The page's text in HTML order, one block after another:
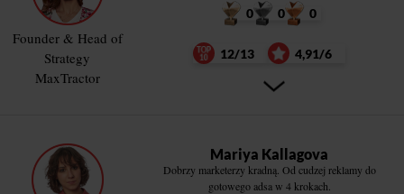
Founder & Head of
Strategy
MaxTractor
0 0 0
12/13 4,91/6
Mariya Kallagova
Dobrzy marketerzy kradną. Od cudzej reklamy do
gotowego adsa w 4 krokach.